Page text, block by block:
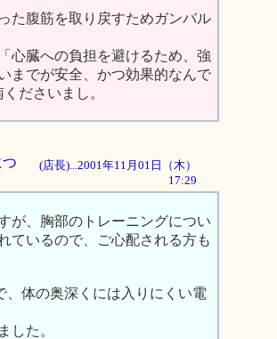
た腹筋を取り戻すためガンバル
心臓への負担を避けるため、強
までが安全、かつ効果的なんで
ださいまし。
(店長)...2001年11月01日（木）
17:29
が、胸部のトレーニングについ
ているので、ご心配される方も
、体の奥深くには入りにくい電
した。